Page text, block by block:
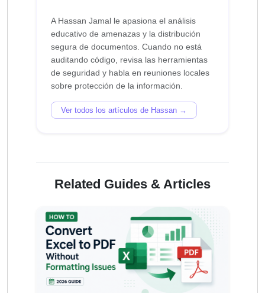
A Hassan Jamal le apasiona el análisis
educativo de amenazas y la distribución
segura de documentos. Cuando no está
auditando código, revisa las herramientas
de seguridad y habla en reuniones locales
Ver todos los artículos de Hassan →
Related Guides & Articles